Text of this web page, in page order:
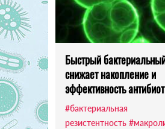
Быстрый
снижает накопление и
эффективность
#бактериальная
резистентность